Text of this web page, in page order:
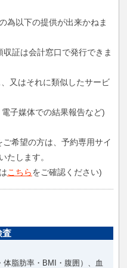
為以下の提供が出来かねま
証は会計窓口で発行できま
又はそれに類似したサービ
子媒体での結果報告など)
希望の方は、予約専用サイ
たします。
こちらをご確認ください)
査
脂肪率・BMI・腹囲）、血